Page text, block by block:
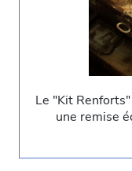
Le "Kit
une remise